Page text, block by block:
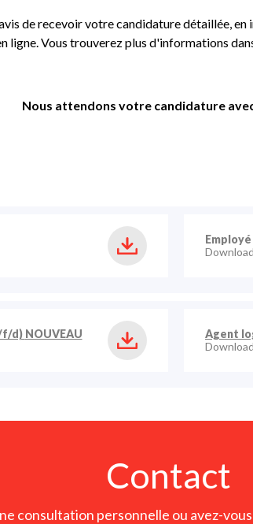
de recevoir votre candidature détaillée,
ligne. Vous trouverez plus d'informations
Nous attendons votre candidature
f/d) NOUVEAU Agent
Contact
consultation personnelle ou avez-